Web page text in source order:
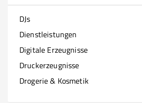
DJs
Dienstleistungen
Digitale Erzeugnisse
Druckerzeugnisse
Drogerie & Kosmetik